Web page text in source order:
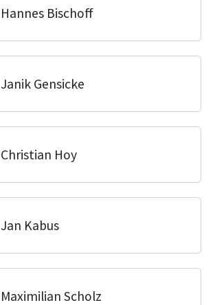
Hannes Bischoff
Janik Gensicke
Christian Hoy
Jan Kabus
Maximilian Scholz